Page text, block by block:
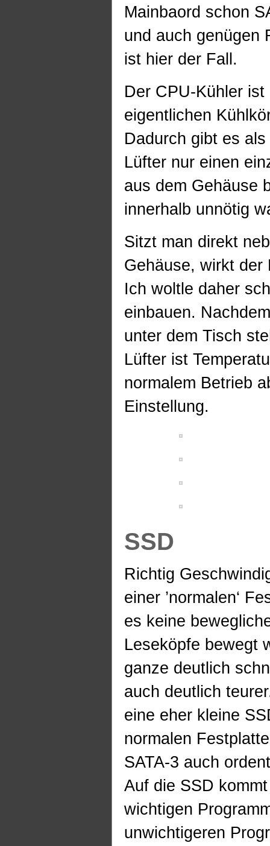
Mainbaord schon
und auch genügen
ist hier der Fall.
Der CPU-Kühler
eigentlichen
Dadurch gibt es
Lüfter nur einen
aus dem Gehäuse
innerhalb unnötig
Sitzt man direkt
Gehäuse, wirkt der
Ich woltle daher
einbauen.
unter dem Tisch
Lüfter ist
normalem Betrieb
Einstellung.
SSD
Richtig
einer ’normalen‘
es keine
Leseköpfe bewegt
ganze deutlich
auch deutlich
eine eher kleine
normalen
SATA-3 auch
Auf die SSD
wichtigen
unwichtigeren